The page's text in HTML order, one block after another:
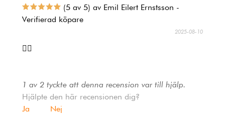
(5 av 5) av Emil Eilert Ernstsson -
Verifierad köpare
2025-08-10
👍🏻
1 av 2 tyckte att denna recension var till hjälp.
Hjälpte den här recensionen dig?
Ja
Nej